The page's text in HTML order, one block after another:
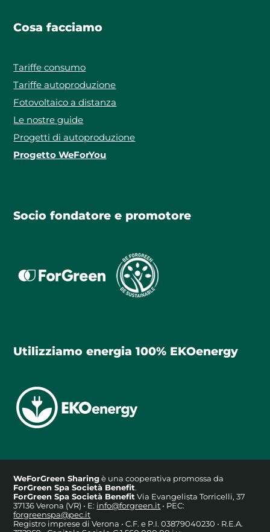
Cosa facciamo
Tariffe consumo
Tariffe autoproduzione
Fotovoltaico a distanza
Le nostre guide
Progetti di autoproduzione
Progetto WeForYou
Socio fondatore e promotore
Utilizziamo energia 100% EKOenergy
WeForGreen Sharingè una cooperativa promossa da
ForGreen Spa Società Benefit.
ForGreen Spa Società Benefit Via Evangelista Torricelli, 37
37136 Verona (VR) • E: info@forgreen.it • PEC:
forgreenspa@pec.it
Registro imprese di Verona • C.F. e P.I. 03879040230 • R.E.A.